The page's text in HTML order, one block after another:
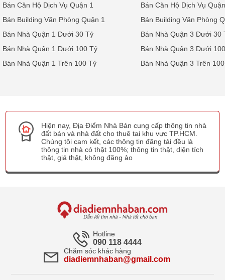
Bán Căn Hộ Dịch Vụ Quận 1
Bán Căn Hộ Dịch Vụ
Bán Building Văn Phòng Quận 1
Bán Building Văn Phòng
Bán Nhà Quận 1 Dưới 30 Tỷ
Bán Nhà Quận 3 Dưới 30
Bán Nhà Quận 1 Dưới 100 Tỷ
Bán Nhà Quận 3 Dưới
Bán Nhà Quận 1 Trên 100 Tỷ
Bán Nhà Quận 3 Trên
Hiện nay, Địa Điểm Nhà Bán cung cấp thông tin nhà
đất bán và nhà đất cho thuê tai khu vực TP.HCM.
Chúng tôi cam kết, các thông tin đăng tải đều là
thông tin nhà có thật 100%; thông tin thật, diện tích
thật, giá thật, không đăng ảo
Hotline
090 118 4444
Chăm sóc khác hàng
diadiemnhaban@gmail.com